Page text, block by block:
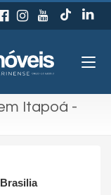
Itapoá -
Brasilia